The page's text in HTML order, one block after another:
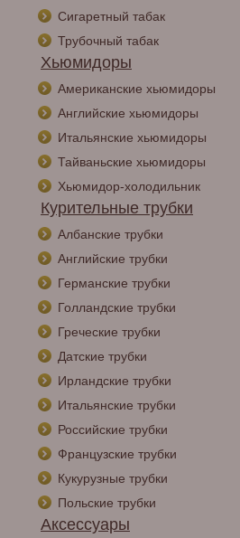
Сигаретный табак
Трубочный табак
Хьюмидоры
Американские хьюмидоры
Английские хьюмидоры
Итальянские хьюмидоры
Тайваньские хьюмидоры
Хьюмидор-холодильник
Курительные трубки
Албанские трубки
Английские трубки
Германские трубки
Голландские трубки
Греческие трубки
Датские трубки
Ирландские трубки
Итальянские трубки
Российские трубки
Французские трубки
Кукурузные трубки
Польские трубки
Аксессуары